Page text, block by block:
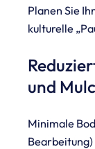
Planen Sie
kulturelle
und
Minimale